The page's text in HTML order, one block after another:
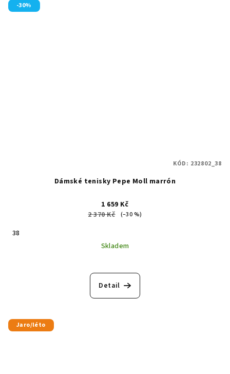
-30%
Dámské tenisky Pepe Moll marrón
1 659 Kč
2 370 Kč
(–30 %)
38
Skladem
Detail
KÓD: 232802_38
Jaro/léto